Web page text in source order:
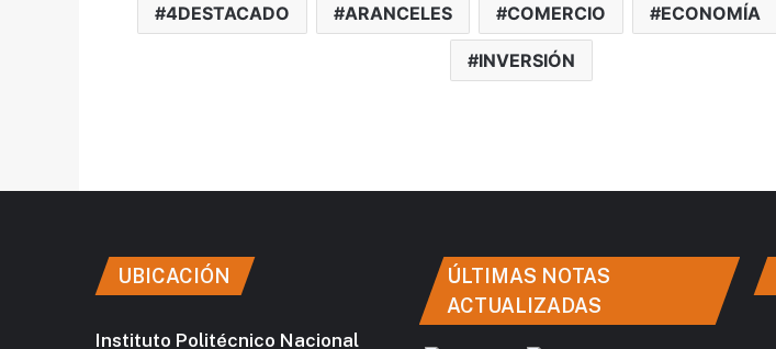
4DESTACADO ARANCELES COMERCIO ECONOMÍA
INVERSIÓN
UBICACIÓN
Instituto Politécnico Nacional
ÚLTIMAS NOTAS
ACTUALIZADAS